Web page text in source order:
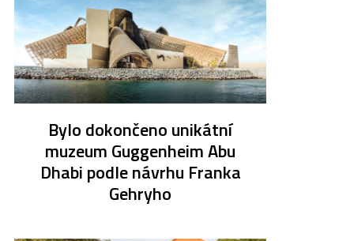
Bylo dokončeno unikátní
muzeum Guggenheim Abu
Dhabi podle návrhu Franka
Gehryho